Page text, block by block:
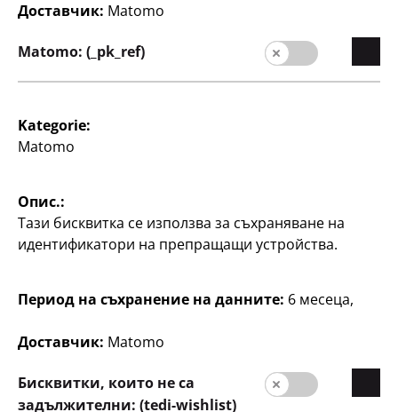
Информация за клиента
Импресум
Защита на личните данни
Доставчик: Matomo
Matomo: (_pk_ref)
Kategorie:
Matomo
Опис.:
Тази бисквитка се използва за съхраняване на
идентификатори на препращащи устройства.
Период на съхранение на данните: 6 месеца,
Доставчик: Matomo
Бисквитки, които не са
задължителни: (tedi-wishlist)